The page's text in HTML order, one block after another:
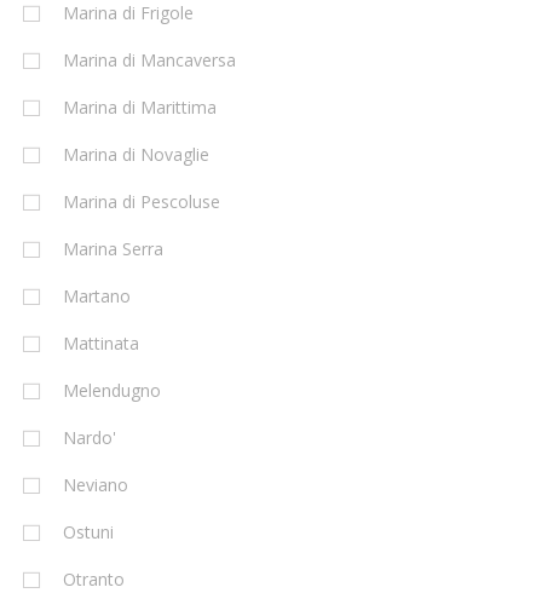
Marina di Frigole
Marina di Mancaversa
Marina di Marittima
Marina di Novaglie
Marina di Pescoluse
Marina Serra
Martano
Mattinata
Melendugno
Nardo'
Neviano
Ostuni
Otranto